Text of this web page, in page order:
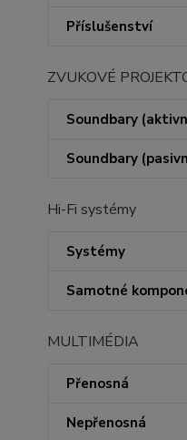
Příslušenství
ZVUKOVÉ
Soundbary
Soundbary
Hi-Fi systémy
Systémy
Samotné
MULTIMÉDIA
Přenosná
Nepřenosná